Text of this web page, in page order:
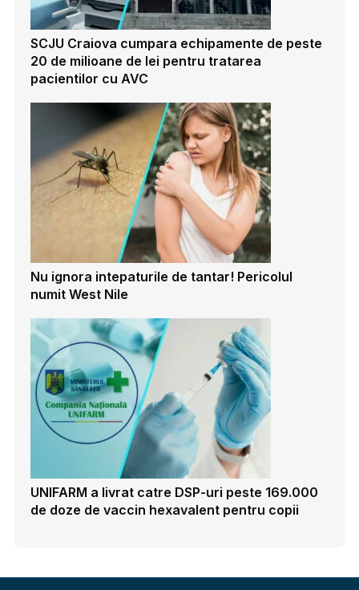
SCJU Craiova cumpara echipamente de peste
20 de milioane de lei pentru tratarea
pacientilor cu AVC
Nu ignora intepaturile de tantar! Pericolul
numit West Nile
UNIFARM a livrat catre DSP-uri peste 169.000
de doze de vaccin hexavalent pentru copii